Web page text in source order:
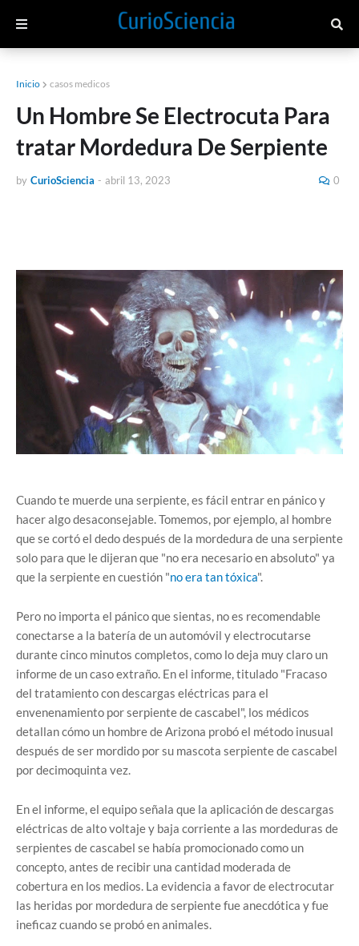
Inicio casos medicos
Un Hombre Se Electrocuta Para
tratar Mordedura De Serpiente
by CurioSciencia - abril 13, 2023 0
Cuando te muerde una serpiente, es fácil entrar en pánico y
hacer algo desaconsejable. Tomemos, por ejemplo, al hombre
que se cortó el dedo después de la mordedura de una serpiente
solo para que le dijeran que "no era necesario en absoluto" ya
que la serpiente en cuestión "no era tan tóxica".
Pero no importa el pánico que sientas, no es recomendable
conectarse a la batería de un automóvil y electrocutarse
durante cinco minutos completos, como lo deja muy claro un
informe de un caso extraño. En el informe, titulado "Fracaso
del tratamiento con descargas eléctricas para el
envenenamiento por serpiente de cascabel", los médicos
detallan cómo un hombre de Arizona probó el método inusual
después de ser mordido por su mascota serpiente de cascabel
por decimoquinta vez.
En el informe, el equipo señala que la aplicación de descargas
eléctricas de alto voltaje y baja corriente a las mordeduras de
serpientes de cascabel se había promocionado como un
concepto, antes de recibir una cantidad moderada de
cobertura en los medios. La evidencia a favor de electrocutar
las heridas por mordedura de serpiente fue anecdótica y fue
ineficaz cuando se probó en animales.